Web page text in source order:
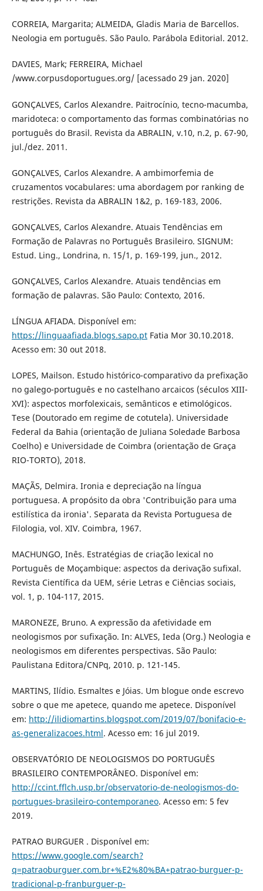
CORREIA, Margarita; ALMEIDA, Gladis Maria de Barcellos.
Neologia em português. São Paulo. Parábola Editorial. 2012.
DAVIES, Mark; FERREIRA, Michael
/www.corpusdoportugues.org/ [acessado 29 jan. 2020]
GONÇALVES, Carlos Alexandre. Paitrocínio, tecno-macumba,
maridoteca: o comportamento das formas combinatórias no
português do Brasil. Revista da ABRALIN, v.10, n.2, p. 67-90,
jul./dez. 2011.
GONÇALVES, Carlos Alexandre. A ambimorfemia de
cruzamentos vocabulares: uma abordagem por ranking de
restrições. Revista da ABRALIN 1&2, p. 169-183, 2006.
GONÇALVES, Carlos Alexandre. Atuais Tendências em
Formação de Palavras no Português Brasileiro. SIGNUM:
Estud. Ling., Londrina, n. 15/1, p. 169-199, jun., 2012.
GONÇALVES, Carlos Alexandre. Atuais tendências em
formação de palavras. São Paulo: Contexto, 2016.
LÍNGUA AFIADA. Disponível em:
https://linguaafiada.blogs.sapo.ptFatia Mor 30.10.2018.
Acesso em: 30 out 2018.
LOPES, Mailson. Estudo histórico-comparativo da prefixação
no galego-português e no castelhano arcaicos (séculos XIII-
XVI): aspectos morfolexicais, semânticos e etimológicos.
Tese (Doutorado em regime de cotutela). Universidade
Federal da Bahia (orientação de Juliana Soledade Barbosa
Coelho) e Universidade de Coimbra (orientação de Graça
RIO-TORTO), 2018.
MAÇÃS, Delmira. Ironia e depreciação na língua
portuguesa. A propósito da obra 'Contribuição para uma
estilística da ironia'. Separata da Revista Portuguesa de
Filologia, vol. XIV. Coimbra, 1967.
MACHUNGO, Inês. Estratégias de criação lexical no
Português de Moçambique: aspectos da derivação sufixal.
Revista Científica da UEM, série Letras e Ciências sociais,
vol. 1, p. 104-117, 2015.
MARONEZE, Bruno. A expressão da afetividade em
neologismos por sufixação. In: ALVES, Ieda (Org.) Neologia e
neologismos em diferentes perspectivas. São Paulo:
Paulistana Editora/CNPq, 2010. p. 121-145.
MARTINS, Ilídio. Esmaltes e Jóias. Um blogue onde escrevo
sobre o que me apetece, quando me apetece. Disponível
em: http://ilidiomartins.blogspot.com/2019/07/bonifacio-e-
as-generalizacoes.html. Acesso em: 16 jul 2019.
OBSERVATÓRIO DE NEOLOGISMOS DO PORTUGUÊS
BRASILEIRO CONTEMPORÂNEO. Disponível em:
http://ccint.fflch.usp.br/observatorio-de-neologismos-do-
portugues-brasileiro-contemporaneo. Acesso em: 5 fev
2019.
PATRAO BURGUER . Disponível em:
https://www.google.com/search?
q=patraoburguer.com.br+%E2%80%BA+patrao-burguer-p-
tradicional-p-franburguer-p-